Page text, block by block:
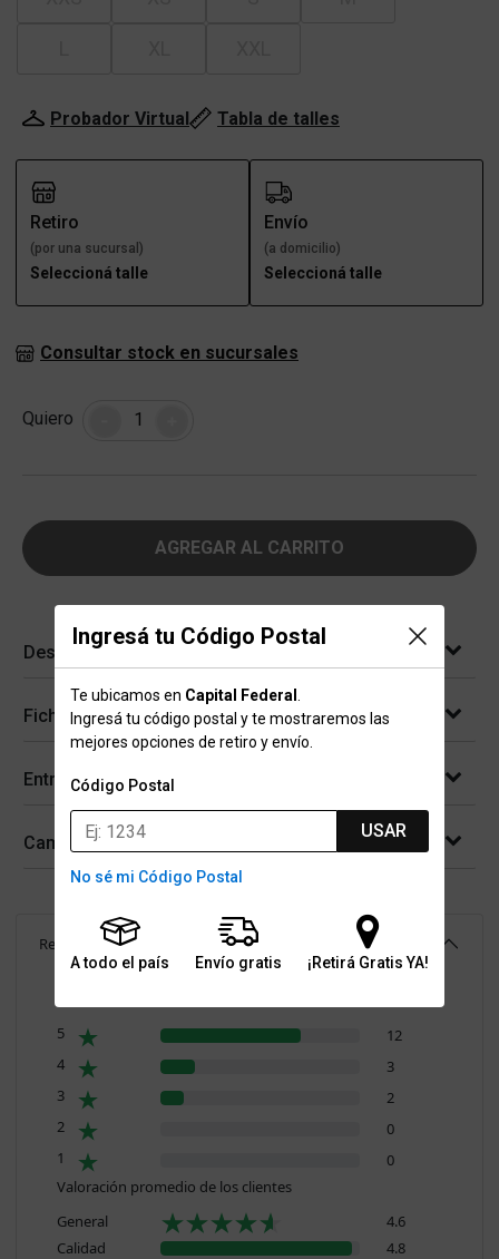
Ingresá tu Código Postal
Te ubicamos en Capital Federal
Ingresá tu código postal y te mostraremos las
mejores opciones de retiro y envío.
Código Postal
USAR
No sé mi Código Postal
A todo el país Envío gratis ¡Retirá Gratis YA!
Probador Virtual Tabla de talles
Retiro
(por una sucursal)
Seleccioná talle
Envío
(a domicilio)
Seleccioná talle
Consultar stock en sucursales
Quiero Cantidad
AGREGAR AL CARRITO
Descripción
Ficha técnica
Entregas
Cambios y devoluciones
Reseñas 17)
5
12
4
3
3
2
2
0
1
0
Valoración promedio de los clientes
General
4.6
Calidad
4.8